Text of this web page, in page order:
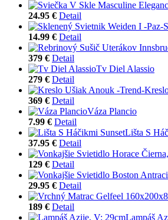
24.95 € Detail
14.99 € Detail
379 € Detail
Tv Diel Alassio
279 € Detail
369 € Detail
Váza Plancio
7.99 € Detail
Lišta S
37.95 € Detail
129 € Detail
29.95 € Detail
189 € Detail
Lampáš